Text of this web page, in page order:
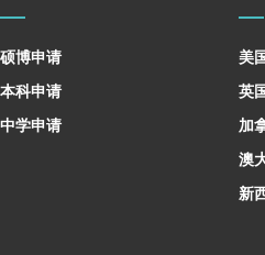
硕博申请
本科申请
中学申请
美
英
加
澳
新